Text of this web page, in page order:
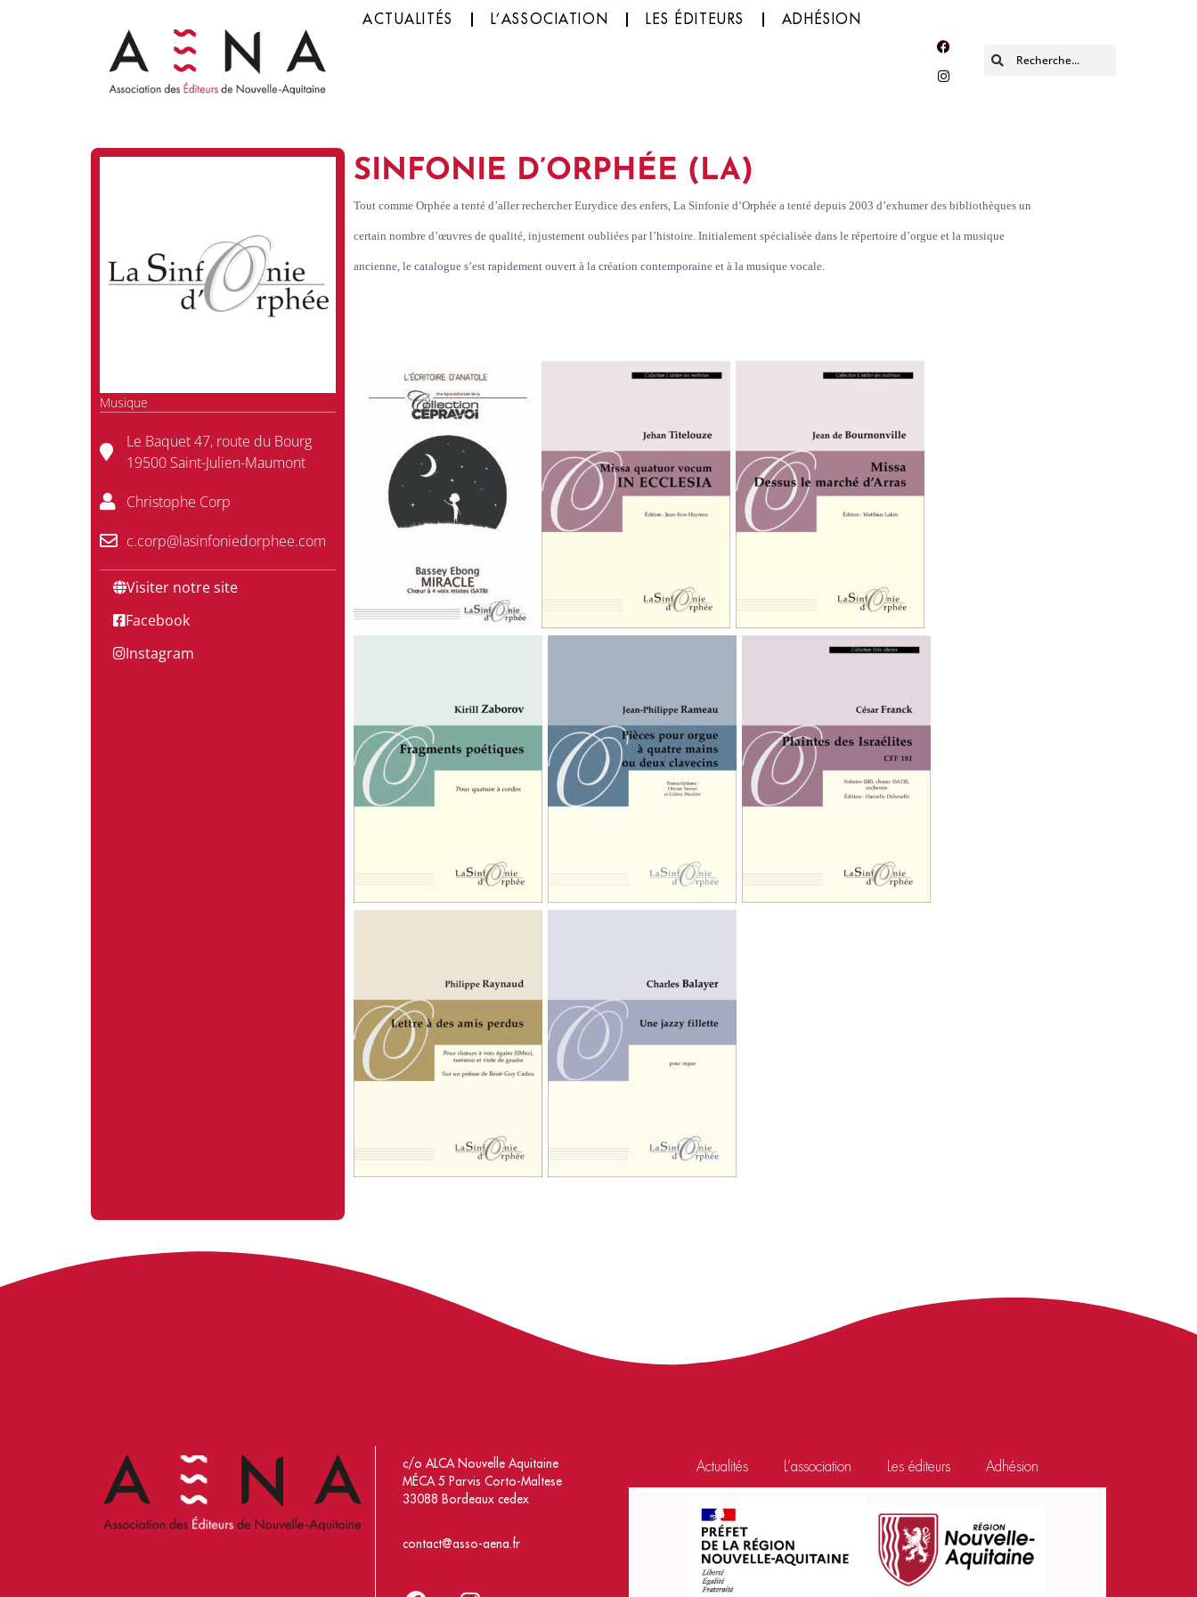
ACTUALITÉS L’ASSOCIATION LES ÉDITEURS ADHÉSION
Musique
Le Baquet 47, route du Bourg
19500 Saint-Julien-Maumont
Christophe Corp
c.corp@lasinfoniedorphee.com
Visiter notre site
Facebook
Instagram
SINFONIE D’ORPHÉE (LA)
Tout comme Orphée a tenté d’aller rechercher Eurydice des enfers, La Sinfonie d’Orphée a tenté depuis 2003 d’exhumer des bibliothèques un
certain nombre d’œuvres de qualité, injustement oubliées par l’histoire. Initialement spécialisée dans le répertoire d’orgue et la musique
ancienne, le catalogue s’est rapidement ouvert à la création contemporaine et à la musique vocale.
c/o ALCA Nouvelle Aquitaine
MÉCA 5 Parvis Corto-Maltese
33088 Bordeaux cedex
contact@asso-aena.fr
Actualités L’association Les éditeurs Adhésion